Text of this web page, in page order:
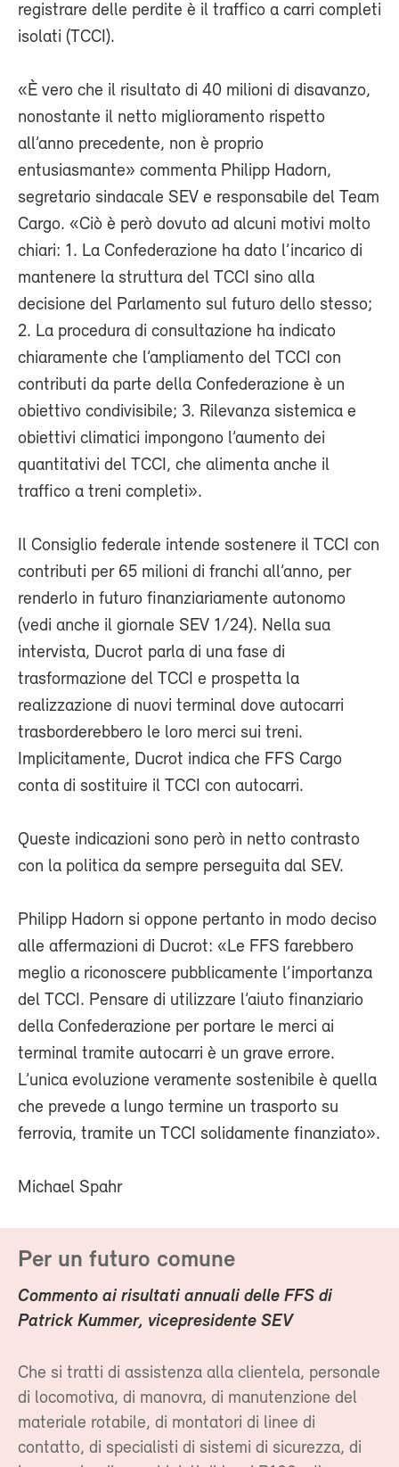
registrare delle perdite è il traffico a carri completi
isolati (TCCI).
«È vero che il risultato di 40 milioni di disavanzo,
nonostante il netto miglioramento rispetto
all’anno precedente, non è proprio
entusiasmante» commenta Philipp Hadorn,
segretario sindacale SEV e responsabile del Team
Cargo. «Ciò è però dovuto ad alcuni motivi molto
chiari: 1. La Confederazione ha dato l’incarico di
mantenere la struttura del TCCI sino alla
decisione del Parlamento sul futuro dello stesso;
2. La procedura di consultazione ha indicato
chiaramente che l’ampliamento del TCCI con
contributi da parte della Confederazione è un
obiettivo condivisibile; 3. Rilevanza sistemica e
obiettivi climatici impongono l’aumento dei
quantitativi del TCCI, che alimenta anche il
traffico a treni completi».
Il Consiglio federale intende sostenere il TCCI con
contributi per 65 milioni di franchi all’anno, per
renderlo in futuro finanziariamente autonomo
(vedi anche il giornale SEV 1/24). Nella sua
intervista, Ducrot parla di una fase di
trasformazione del TCCI e prospetta la
realizzazione di nuovi terminal dove autocarri
trasborderebbero le loro merci sui treni.
Implicitamente, Ducrot indica che FFS Cargo
conta di sostituire il TCCI con autocarri.
Queste indicazioni sono però in netto contrasto
con la politica da sempre perseguita dal SEV.
Philipp Hadorn si oppone pertanto in modo deciso
alle affermazioni di Ducrot: «Le FFS farebbero
meglio a riconoscere pubblicamente l’importanza
del TCCI. Pensare di utilizzare l’aiuto finanziario
della Confederazione per portare le merci ai
terminal tramite autocarri è un grave errore.
L’unica evoluzione veramente sostenibile è quella
che prevede a lungo termine un trasporto su
ferrovia, tramite un TCCI solidamente finanziato».
Michael Spahr
Per un futuro comune
Commento ai risultati annuali delle FFS di
Patrick Kummer, vicepresidente SEV
Che si tratti di assistenza alla clientela, personale
di locomotiva, di manovra, di manutenzione del
materiale rotabile, di montatori di linee di
contatto, di specialisti di sistemi di sicurezza, di